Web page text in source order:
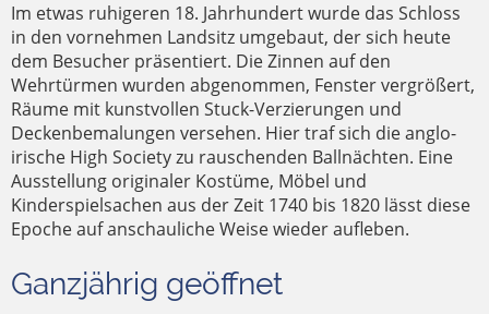
Im etwas ruhigeren 18. Jahrhundert wurde das Schloss
in den vornehmen Landsitz umgebaut, der sich heute
dem Besucher präsentiert. Die Zinnen auf den
Wehrtürmen wurden abgenommen, Fenster vergrößert,
Räume mit kunstvollen Stuck-Verzierungen und
Deckenbemalungen versehen. Hier traf sich die anglo-
irische High Society zu rauschenden Ballnächten. Eine
Ausstellung originaler Kostüme, Möbel und
Kinderspielsachen aus der Zeit 1740 bis 1820 lässt diese
Epoche auf anschauliche Weise wieder aufleben.
Ganzjährig geöffnet